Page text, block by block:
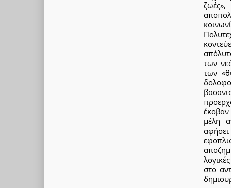
των
των
έκοβαν
μέλη
αφήσει
στο